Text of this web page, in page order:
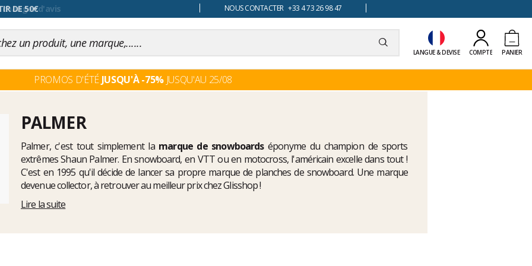
changer d'avis NOUS CONTACTER +33 4 73 26 98 47
LANGUE & DEVISE COMPTE PANIER
PROMOS D'ÉTÉ JUSQU'À -75%JUSQU'AU 25/08
PALMER
Palmer, c'est tout simplement la marque de snowboardséponyme du champion de sports
extrêmes Shaun Palmer. En snowboard, en VTT ou en motocross, l'américain excelle dans tout !
C'est en 1995 qu'il décide de lancer sa propre marque de planches de snowboard. Une marque
devenue collector, à retrouver au meilleur prix chez Glisshop !
Lire la suite